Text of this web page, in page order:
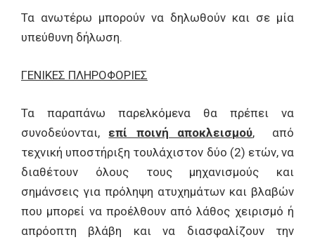
Τα ανωτέρω μπορούν να δηλωθούν και σε μία
υπεύθυνη δήλωση.
ΓΕΝΙΚΕΣ ΠΛΗΡΟΦΟΡΙΕΣ
Τα παραπάνω παρελκόμενα θα πρέπει να
συνοδεύονται, επί ποινή αποκλεισμού, από
τεχνική υποστήριξη τουλάχιστον δύο (2) ετών, να
διαθέτουν όλους τους μηχανισμούς και
σημάνσεις για πρόληψη ατυχημάτων και βλαβών
που μπορεί να προέλθουν από λάθος χειρισμό ή
απρόοπτη βλάβη και να διασφαλίζουν την